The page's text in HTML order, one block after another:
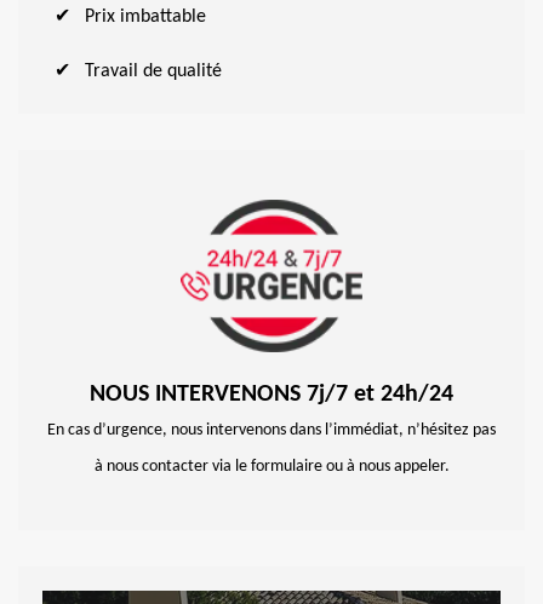
Prix imbattable
Travail de qualité
NOUS INTERVENONS 7j/7 et 24h/24
En cas d’urgence, nous intervenons dans l’immédiat, n’hésitez pas
à nous contacter via le formulaire ou à nous appeler.